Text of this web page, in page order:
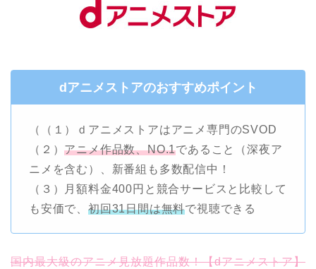
dアニメストアのおすすめポイント
（（１）ｄアニメストアはアニメ専門のSVOD
（２）アニメ作品数、NO.1であること（深夜ア
ニメを含む）、新番組も多数配信中！
（３）月額料金400円と競合サービスと比較して
も安価で、 初回31日間は無料で視聴できる
国内最大級のアニメ見放題作品数！【dアニメストア】